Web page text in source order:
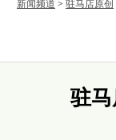
新闻频道 > 驻马店原创
驻